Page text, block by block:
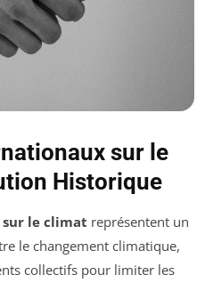
sur le
Historique
le climat représentent un
le changement climatique,
collectifs pour limiter les